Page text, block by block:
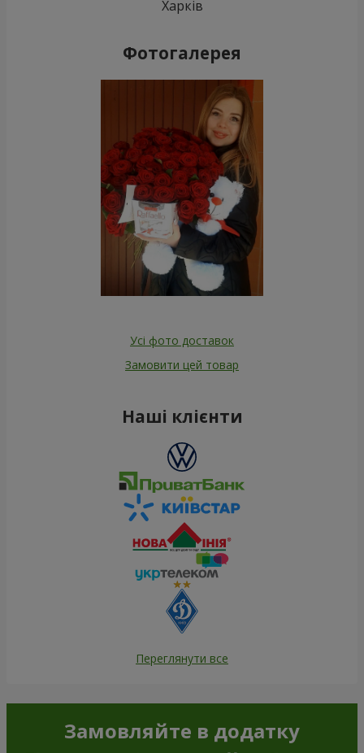
Харків
Фотогалерея
Усі фото доставок
Замовити цей товар
Наші клієнти
Переглянути все
Замовляйте в додатку